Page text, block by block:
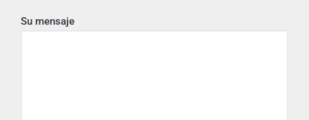
Su mensaje